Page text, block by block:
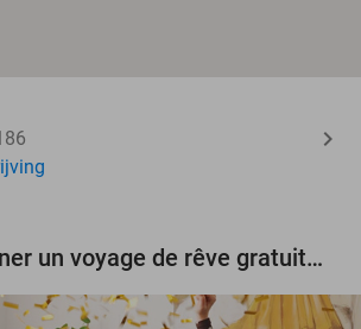
Tentez de gagner un voyage de rêve gratuit d'une valeur de 3.000 € !